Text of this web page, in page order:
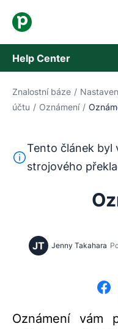
Help Center
Znalostní báze
Kontaktovat podporu
Znalostní báze /
účtu / Oznámení /
Tento text byl
Tento článek byl
strojového
JT Jenny Takahara
Oznámení vám